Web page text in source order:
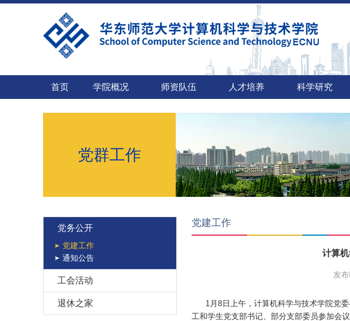
首页 学院概况 师资队伍 人才培养 科学研究
党群工作
党务公开
党建工作
通知公告
工会活动
退休之家
党建工作
计算
发
1月8日上午，计算机科学与技术学院党委
工和学生党支部书记、部分支部委员参加会议